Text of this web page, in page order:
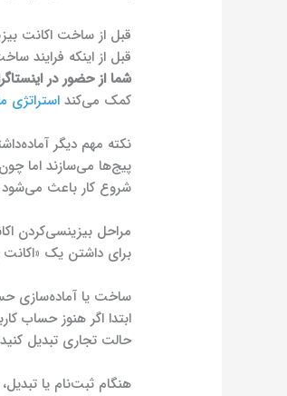
قبل از ساخت اکانت
قبل از اینکه فرایند
شما از حضور در
کمک می‌کند استراتژی
نکته مهم دیگر
پیج‌ها می‌سازند اما
شروع کار باعث می‌شود
مراحل بیزینسی‌کردن
برای داشتن یک «اکانت
ساخت یا آماده‌سازی
ابتدا اگر هنوز حساب
حالت تجاری تبدیل
هنگام ثبت‌نام یا